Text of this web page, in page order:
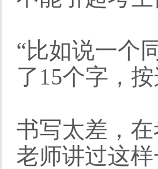
“比如说一个
了15个字，
书写太差，
老师讲过这